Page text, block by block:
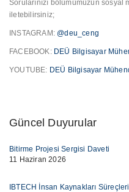
Sorularınızı bölümümüzün
iletebilirsiniz;
INSTAGRAM: @deu_ceng
FACEBOOK: DEÜ Bilgisayar
YOUTUBE: DEÜ Bilgisayar
Güncel Duyurular
Bitirme Projesi Sergisi Daveti
11 Haziran 2026
IBTECH İnsan Kaynakları Süreçleri